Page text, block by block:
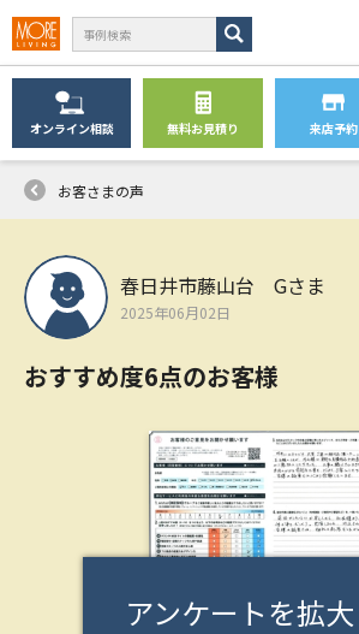
オンライン相談 無料お見積り 来店予約
お客さまの声
春日井市藤山台 Gさま
2025年06月02日
おすすめ度6点のお客様
アンケートを拡大